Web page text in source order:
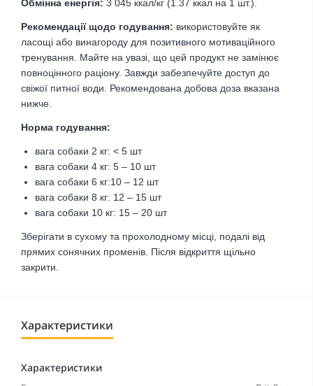
Обмінна енергія: 3 045 ккал/кг (1.37 ккал на 1 шт.).
Рекомендації щодо годування: використовуйте як
ласощі або винагороду для позитивного мотиваційного
тренування. Майте на увазі, що цей продукт не замінює
повноцінного раціону. Завжди забезпечуйте доступ до
свіжої питної води. Рекомендована добова доза вказана
нижче.
Норма годування:
вага собаки 2 кг: < 5 шт
вага собаки 4 кг: 5 – 10 шт
вага собаки 6 кг:10 – 12 шт
вага собаки 8 кг: 12 – 15 шт
вага собаки 10 кг: 15 – 20 шт
Зберігати в сухому та прохолодному місці, подалі від
прямих сонячних променів. Після відкриття щільно
закрити.
Характеристики
Характеристики